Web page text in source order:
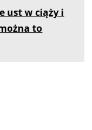
ust w ciąży i
to